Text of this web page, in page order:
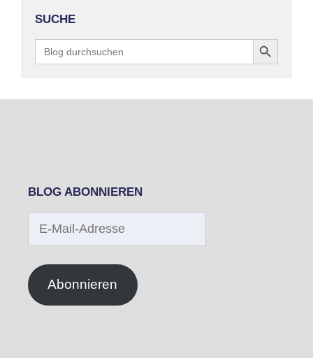
SUCHE
for:
Search Button
BLOG ABONNIEREN
Abonnieren